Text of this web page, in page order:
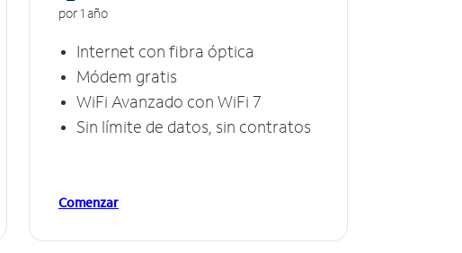
por 1 año
Internet con fibra óptica
Módem gratis
WiFi Avanzado con WiFi 7
Sin límite de datos, sin contratos
Comenzar